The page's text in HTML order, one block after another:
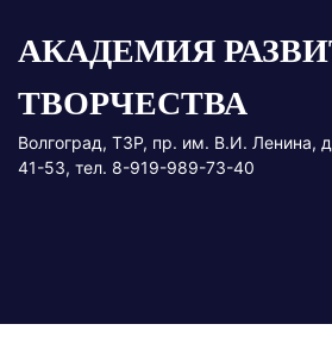
содержимому
АКАДЕМИЯ
ТВОРЧЕСТВА
Волгоград, ТЗР, пр. им. В.И. Ленина,
41-53, тел. 8-919-989-73-40